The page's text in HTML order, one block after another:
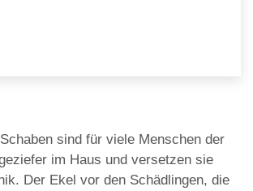
sind für viele Menschen der
im Haus und versetzen sie
Der Ekel vor den Schädlingen, die